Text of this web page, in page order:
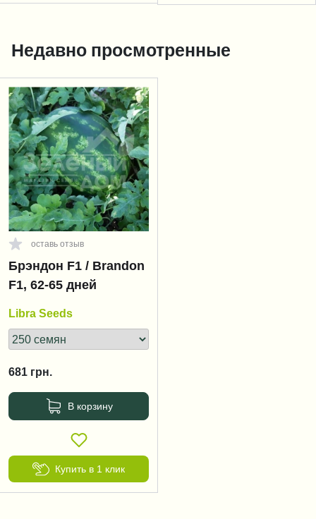
Недавно просмотренные
оставь отзыв
Брэндон F1 / Brandon
F1, 62-65 дней
Libra Seeds
681 грн.
В корзину
Купить в 1 клик